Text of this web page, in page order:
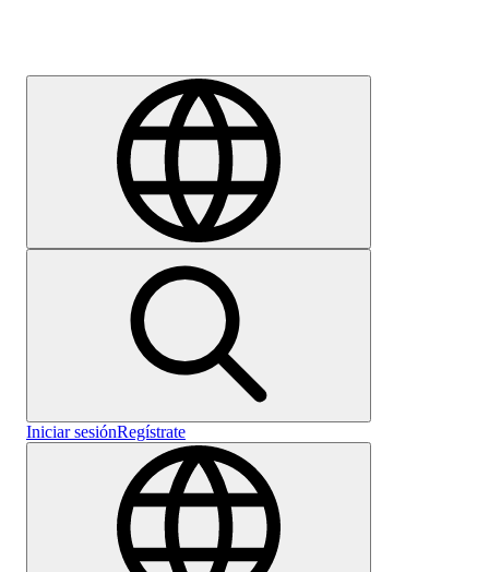
Iniciar sesiónRegístrate